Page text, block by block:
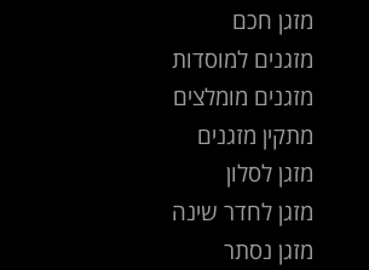
מזגן חכם
מזגנים למוסדות
מזגנים מומלצים
מתקין מזגנים
מזגן לסלון
מזגן לחדר שינה
מזגן נסתר